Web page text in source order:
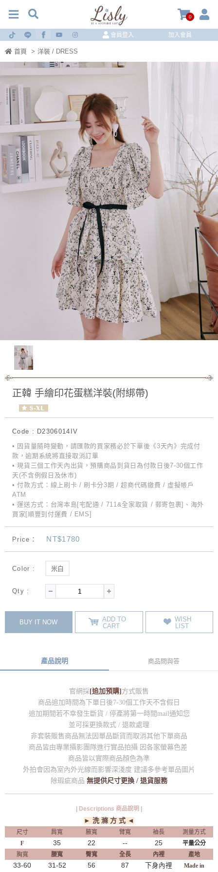
0
會員登入 加入會員
首頁 > 洋裝 / DRESS
正韓 手繪印花蛋糕洋裝(附綁帶)
Code : D2306014IV
• 因貨量隨時變動，請匯款的買家務必於下單後《3天內》完成付
款，逾期系統將直接取消訂單
• 現貨三個工作天內出貨，預購商品到貨日為付款日後7-30個工作
天(不含例假日及休市)
• 付款方式：線上刷卡 / 刷卡分3期 / 超商代碼繳費 / 虛擬帳戶
ATM
• 運送方式：台灣本島[宅配通 / 711&全家取貨 / 郵寄包裹]、海外
買家[順豐到付運費 / EMS]
Price： NT$1780
Color : 米白
Qty :
BUY IT NOW
ADD TO
CART
WISH
LIST
產品說明 商品問與答
官網採 [追加預購] 方式販售
商品追加時間為下單日後7-30個工作天不含假日
追加期間若不幸發生斷貨 / 停產將第一時間mail通知您
並可採更換款式 / 退款處理
非套裝販售商品無法因單品斷貨而取消其他下單商品
商品皆由專業攝影團隊進行實品拍攝 因各家螢幕色差
商品皆以實際商品顏色為準
外拍會因為室內外光線而影響深淺度 建議多參考單品圖片
除瑕疵商品 無提供尺寸更換 / 退貨服務
| Descriptions 商品說明 |
► 洗 滌 方 式 ◄
尺寸 肩寬 腋寬 臂寬 袖長
測量方式
F
35 22 -- 25
平量公分
胸寬
腰寬 臀寬 全長 內裡 產地
33-60 31-52 56 87 下身內裡
Made in